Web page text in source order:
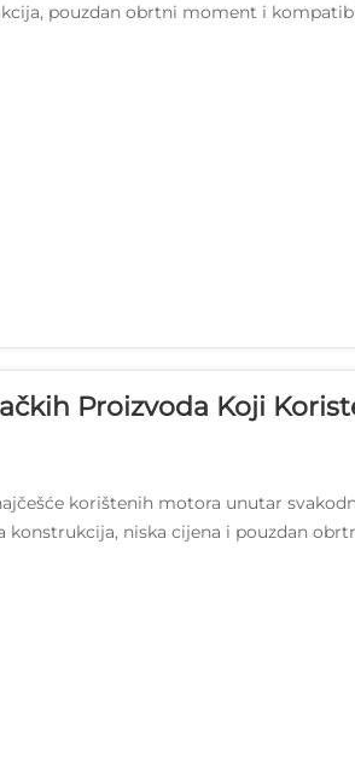
pouzdan obrtni moment i
12v DC motor neodoljivim...
Proizvoda Koji
korištenih motora unutar
konstrukcija, niska cijena i pouzdan
kojima je potreban motor koji...